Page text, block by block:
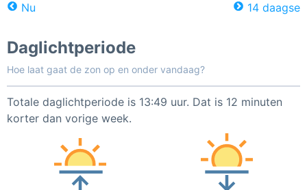
Nu 14 daagse
Daglichtperiode
Hoe laat gaat de zon op en onder vandaag?
Totale daglichtperiode is 13:49 uur. Dat is 12 minuten
korter dan vorige week.